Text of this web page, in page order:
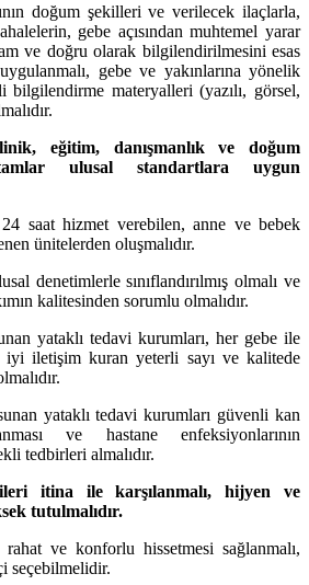
doğum şekilleri ve verilecek ilaçlarla,
gebe açısından muhtemel yarar
ve doğru olarak bilgilendirilmesini esas
gebe ve yakınlarına yönelik
materyalleri (yazılı, görsel,
eğitim, danışmanlık ve doğum
ulusal standartlara uygun
hizmet verebilen, anne ve bebek
ünitelerden oluşmalıdır.
sınıflandırılmış olmalı ve
kalitesinden sorumlu olmalıdır.
yataklı tedavi kurumları, her gebe ile
iletişim kuran yeterli sayı ve kalitede
yataklı tedavi kurumları güvenli kan
ve hastane enfeksiyonlarının
tedbirleri almalıdır.
itina ile karşılanmalı, hijyen ve
tutulmalıdır.
ve konforlu hissetmesi sağlanmalı,
seçebilmelidir.